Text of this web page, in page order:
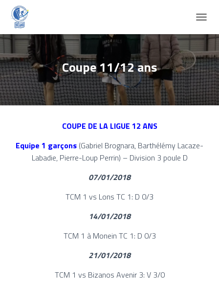
É
L
I
E
R
L
A
N
G
Coupe 11/12 ans
COUPE DE LA LIGUE 12 ANS
Equipe 1 garçons (Gabriel Brognara, Barthélémy Lacaze-
Labadie, Pierre-Loup Perrin) – Division 3 poule D
07/01/2018
TCM 1 vs Lons TC 1: D 0/3
14/01/2018
TCM 1 à Monein TC 1: D 0/3
21/01/2018
TCM 1 vs Bizanos Avenir 3: V 3/0